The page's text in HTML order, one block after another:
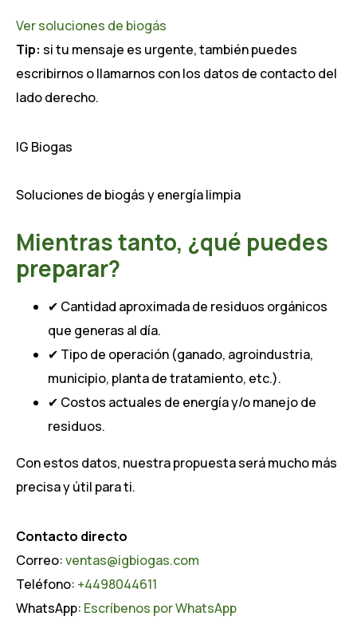
Ver soluciones de biogás
Tip: si tu mensaje es urgente, también puedes
escribirnos o llamarnos con los datos de contacto del
lado derecho.
IG Biogas
Soluciones de biogás y energía limpia
Mientras tanto, ¿qué puedes
preparar?
✔ Cantidad aproximada de residuos orgánicos
que generas al día.
✔ Tipo de operación (ganado, agroindustria,
municipio, planta de tratamiento, etc.).
✔ Costos actuales de energía y/o manejo de
residuos.
Con estos datos, nuestra propuesta será mucho más
precisa y útil para ti.
Contacto directo
Correo:ventas@igbiogas.com
Teléfono: +4498044611
WhatsApp: Escríbenos por WhatsApp